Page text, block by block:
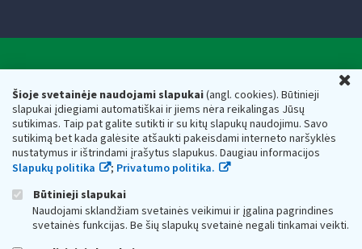
Šioje svetainėje naudojami slapukai(angl. cookies). Būtinieji
slapukai įdiegiami automatiškai ir jiems nėra reikalingas Jūsų
sutikimas. Taip pat galite sutikti ir su kitų slapukų naudojimu. Savo
sutikimą bet kada galėsite atšaukti pakeisdami interneto naršyklės
nustatymus ir ištrindami įrašytus slapukus. Daugiau informacijos
Slapukų politika
; Privatumo politika.
Būtinieji slapukai
Naudojami sklandžiam svetainės veikimui ir įgalina pagrindines
svetainės funkcijas. Be šių slapukų svetainė negali tinkamai veikti.
Respublikos finansų ministerijos
Biudžetinė įstaiga. Juridinio asmens kodas — 188659752,
adresas: Vasario 16-osios g. 14, 01107 Vilnius, Lietuva, el.paštas:
vmi@vmi.lt, E. pristatymo dėžutės adresas 188659752
Duomenys apie Valstybinę mokesčių inspekciją prie Lietuvos
Respublikos finansų ministerijos kaupiami ir saugomi Juridinių